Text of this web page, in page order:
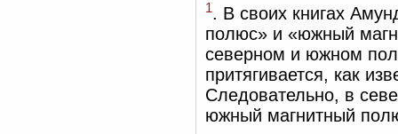
1. В своих книгах
полюс» и «южный
северном и южном
притягивается, как
Следовательно, в
южный магнитный